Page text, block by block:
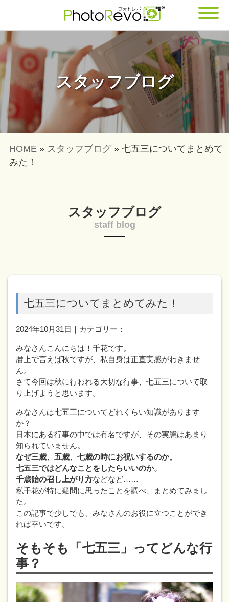
スタッフブログ
HOME » スタッフブログ » 七五三についてまとめて
みた！
スタッフブログ
staff blog
七五三についてまとめてみた！
2024年10月31日｜カテゴリー：
みなさんこんにちは！千花です。
暦上で言えば秋ですが、私自身は正直実感がわきませ
ん。
さて今回は秋に行われる大切な行事、七五三について取
り上げようと思います。
みなさんは七五三についてどれくらい知識があります
か？
日本にある行事の中では有名ですが、その実態はあまり
知られていません。
なぜ三歳、五歳、七歳の時にお祝いするのか。
七五三ではどんなことをしたらいいのか。
千歳飴の召し上がり方などなど……
私千花が特に疑問に思ったことを調べ、まとめてみまし
た。
この記事で少しでも、みなさんのお役に立つことができ
れば幸いです。
そもそも「七五三」ってどんな行
事？